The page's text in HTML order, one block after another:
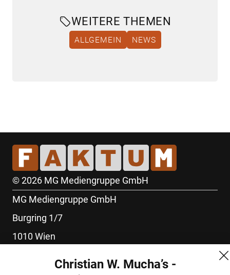
WEITERE THEMEN
ALLGEMEIN NEWS
© 2026 MG Mediengruppe GmbH
MG Mediengruppe GmbH
Burgring 1/7
1010 Wien
Christian W. Mucha’s -